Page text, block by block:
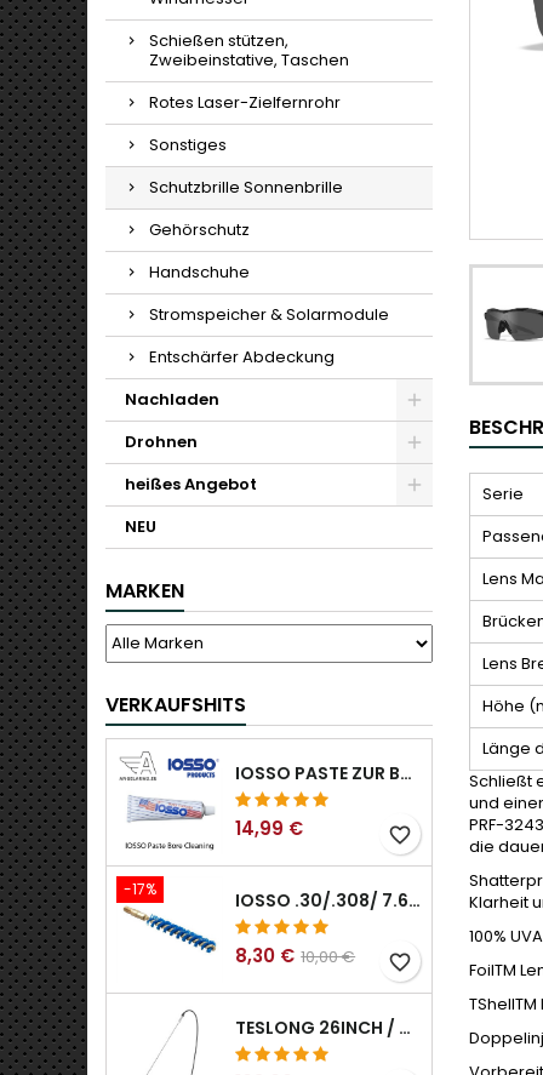
Schießen stützen,
Zweibeinstative, Taschen
Rotes Laser-Zielfernrohr
Sonstiges
Schutzbrille Sonnenbrille
Gehörschutz
Handschuhe
Stromspeicher & Solarmodule
Entschärfer Abdeckung
Nachladen
Drohnen
heißes Angebot
NEU
MARKEN
VERKAUFSHITS
IOSSO PASTE ZUR BOHRUNGSREINIGUNG
14,99 € favorite_border
-17% IOSSO .30/.308/ 7.62MM ELIMINATOR BLUE NYFLEX GUN BOR REINIGUNGSBÜRSTEN .30/.308/ 7.62MM
8,30 € 10,00 € favorite_border
TESLONG 26INCH / 66CM STARRER USB BOROSKOP
Serie
Lens
Lens
Höhe
Länge
Schließt
und
PRF-
die
Klarheit
100%
FoilTM